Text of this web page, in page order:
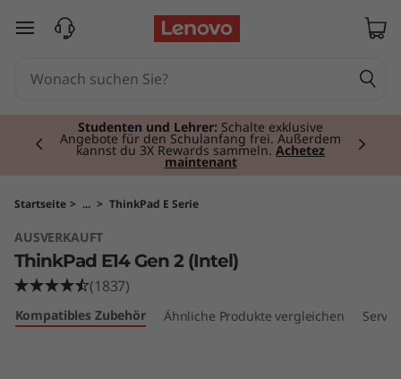
T
P
a
d
E
zum Hauptinhalt springen
Studenten und Lehrer: Schalte exklusive
Angebote für den Schulanfang frei. Außerdem
kannst du 3X Rewards sammeln. Achetez
maintenant
Currently displaying item 2 of 3
Startseite > ... > ThinkPad E Serie
AUSVERKAUFT
ThinkPad E14 Gen 2 (Intel)
(1837)
Kompatibles Zubehör Ähnliche Produkte vergleichen